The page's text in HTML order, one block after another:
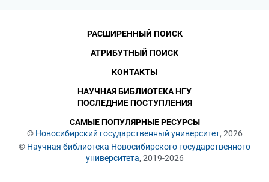
© Новосибирский государственный университет, 2026
© Научная библиотека Новосибирского государственного
университета, 2019-2026
РАСШИРЕННЫЙ ПОИСК
АТРИБУТНЫЙ ПОИСК
КОНТАКТЫ
НАУЧНАЯ БИБЛИОТЕКА НГУ
ПОСЛЕДНИЕ ПОСТУПЛЕНИЯ
САМЫЕ ПОПУЛЯРНЫЕ РЕСУРСЫ